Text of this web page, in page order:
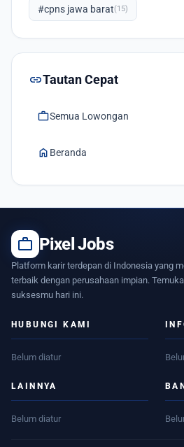
#cpns jawa barat(15)
linkTautan Cepat
workSemua Lowongan
home Beranda
work Pixel Jobs
Platform karir terdepan di Indonesia yang
terbaik dengan perusahaan impian.
suksesmu hari ini.
HUBUNGI KAMI
Belum diatur
LAINNYA
Belum diatur